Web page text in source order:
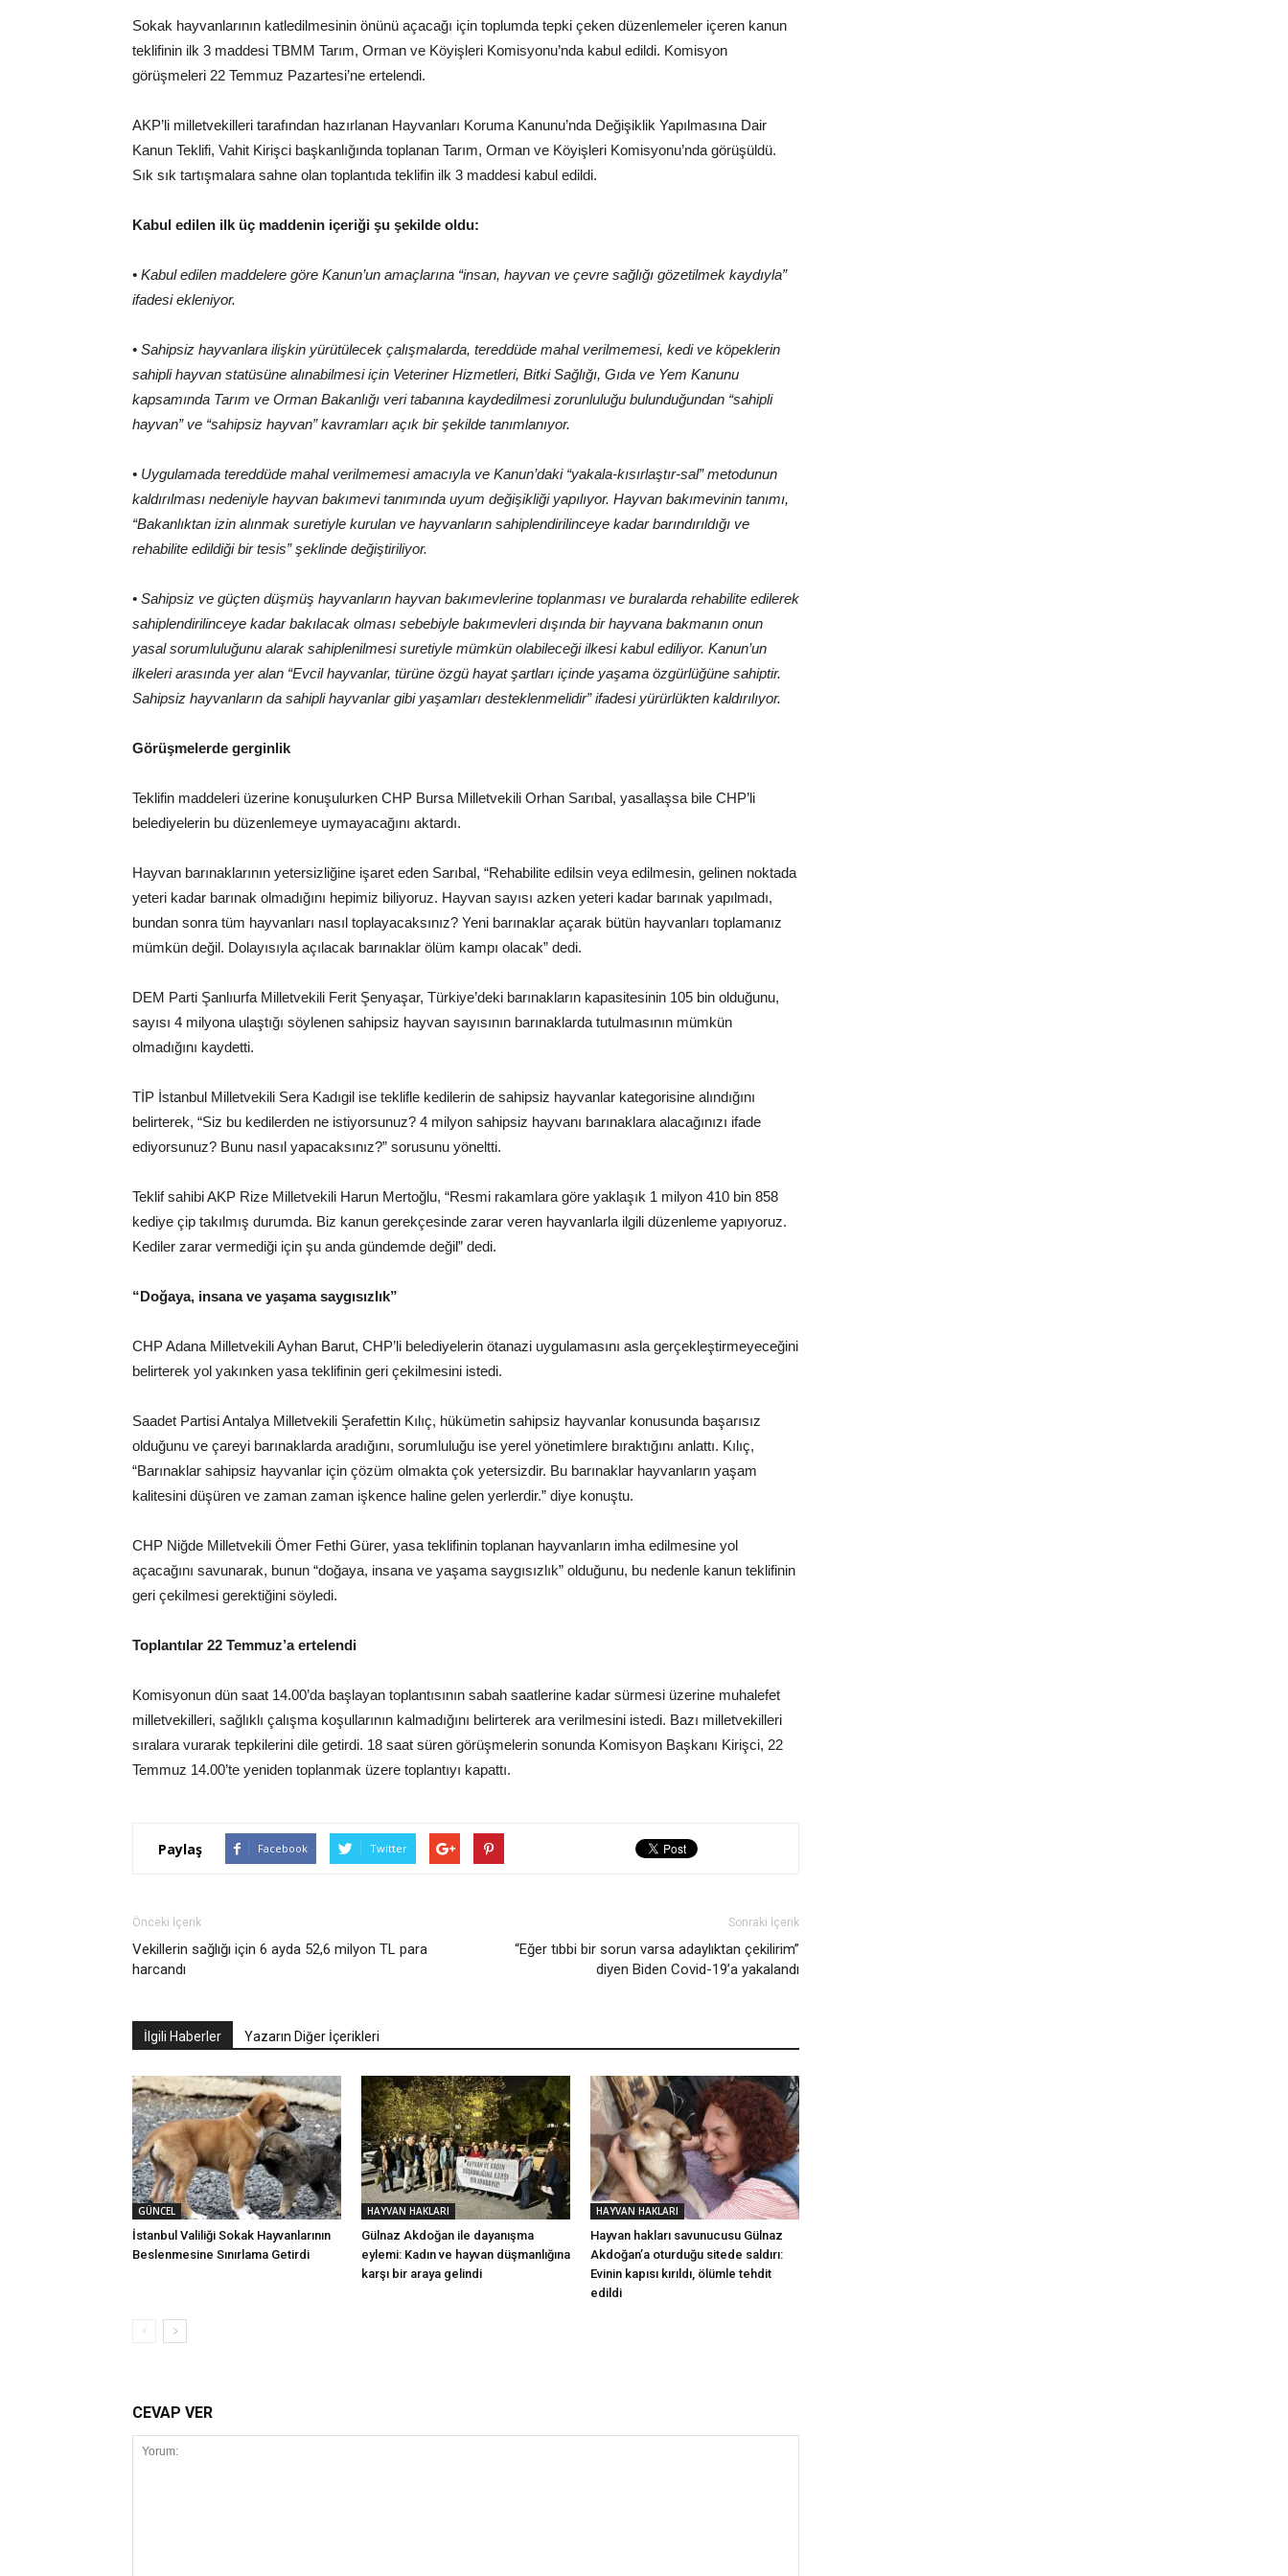
Sokak hayvanlarının katledilmesinin önünü açacağı için toplumda tepki çeken düzenlemeler içeren kanun
teklifinin ilk 3 maddesi TBMM Tarım, Orman ve Köyişleri Komisyonu’nda kabul edildi. Komisyon
görüşmeleri 22 Temmuz Pazartesi’ne ertelendi.
AKP’li milletvekilleri tarafından hazırlanan Hayvanları Koruma Kanunu’nda Değişiklik Yapılmasına Dair
Kanun Teklifi, Vahit Kirişci başkanlığında toplanan Tarım, Orman ve Köyişleri Komisyonu’nda görüşüldü.
Sık sık tartışmalara sahne olan toplantıda teklifin ilk 3 maddesi kabul edildi.
Kabul edilen ilk üç maddenin içeriği şu şekilde oldu:
• Kabul edilen maddelere göre Kanun’un amaçlarına “insan, hayvan ve çevre sağlığı gözetilmek kaydıyla”
ifadesi ekleniyor.
• Sahipsiz hayvanlara ilişkin yürütülecek çalışmalarda, tereddüde mahal verilmemesi, kedi ve köpeklerin
sahipli hayvan statüsüne alınabilmesi için Veteriner Hizmetleri, Bitki Sağlığı, Gıda ve Yem Kanunu
kapsamında Tarım ve Orman Bakanlığı veri tabanına kaydedilmesi zorunluluğu bulunduğundan “sahipli
hayvan” ve “sahipsiz hayvan” kavramları açık bir şekilde tanımlanıyor.
• Uygulamada tereddüde mahal verilmemesi amacıyla ve Kanun’daki “yakala-kısırlaştır-sal” metodunun
kaldırılması nedeniyle hayvan bakımevi tanımında uyum değişikliği yapılıyor. Hayvan bakımevinin tanımı,
“Bakanlıktan izin alınmak suretiyle kurulan ve hayvanların sahiplendirilinceye kadar barındırıldığı ve
rehabilite edildiği bir tesis” şeklinde değiştiriliyor.
• Sahipsiz ve güçten düşmüş hayvanların hayvan bakımevlerine toplanması ve buralarda rehabilite edilerek
sahiplendirilinceye kadar bakılacak olması sebebiyle bakımevleri dışında bir hayvana bakmanın onun
yasal sorumluluğunu alarak sahiplenilmesi suretiyle mümkün olabileceği ilkesi kabul ediliyor. Kanun’un
ilkeleri arasında yer alan “Evcil hayvanlar, türüne özgü hayat şartları içinde yaşama özgürlüğüne sahiptir.
Sahipsiz hayvanların da sahipli hayvanlar gibi yaşamları desteklenmelidir” ifadesi yürürlükten kaldırılıyor.
Görüşmelerde gerginlik
Teklifin maddeleri üzerine konuşulurken CHP Bursa Milletvekili Orhan Sarıbal, yasallaşsa bile CHP’li
belediyelerin bu düzenlemeye uymayacağını aktardı.
Hayvan barınaklarının yetersizliğine işaret eden Sarıbal, “Rehabilite edilsin veya edilmesin, gelinen noktada
yeteri kadar barınak olmadığını hepimiz biliyoruz. Hayvan sayısı azken yeteri kadar barınak yapılmadı,
bundan sonra tüm hayvanları nasıl toplayacaksınız? Yeni barınaklar açarak bütün hayvanları toplamanız
mümkün değil. Dolayısıyla açılacak barınaklar ölüm kampı olacak” dedi.
DEM Parti Şanlıurfa Milletvekili Ferit Şenyaşar, Türkiye’deki barınakların kapasitesinin 105 bin olduğunu,
sayısı 4 milyona ulaştığı söylenen sahipsiz hayvan sayısının barınaklarda tutulmasının mümkün
olmadığını kaydetti.
TİP İstanbul Milletvekili Sera Kadıgil ise teklifle kedilerin de sahipsiz hayvanlar kategorisine alındığını
belirterek, “Siz bu kedilerden ne istiyorsunuz? 4 milyon sahipsiz hayvanı barınaklara alacağınızı ifade
ediyorsunuz? Bunu nasıl yapacaksınız?” sorusunu yöneltti.
Teklif sahibi AKP Rize Milletvekili Harun Mertoğlu, “Resmi rakamlara göre yaklaşık 1 milyon 410 bin 858
kediye çip takılmış durumda. Biz kanun gerekçesinde zarar veren hayvanlarla ilgili düzenleme yapıyoruz.
Kediler zarar vermediği için şu anda gündemde değil” dedi.
“Doğaya, insana ve yaşama saygısızlık”
CHP Adana Milletvekili Ayhan Barut, CHP’li belediyelerin ötanazi uygulamasını asla gerçekleştirmeyeceğini
belirterek yol yakınken yasa teklifinin geri çekilmesini istedi.
Saadet Partisi Antalya Milletvekili Şerafettin Kılıç, hükümetin sahipsiz hayvanlar konusunda başarısız
olduğunu ve çareyi barınaklarda aradığını, sorumluluğu ise yerel yönetimlere bıraktığını anlattı. Kılıç,
“Barınaklar sahipsiz hayvanlar için çözüm olmakta çok yetersizdir. Bu barınaklar hayvanların yaşam
kalitesini düşüren ve zaman zaman işkence haline gelen yerlerdir.” diye konuştu.
CHP Niğde Milletvekili Ömer Fethi Gürer, yasa teklifinin toplanan hayvanların imha edilmesine yol
açacağını savunarak, bunun “doğaya, insana ve yaşama saygısızlık” olduğunu, bu nedenle kanun teklifinin
geri çekilmesi gerektiğini söyledi.
Toplantılar 22 Temmuz’a ertelendi
Komisyonun dün saat 14.00’da başlayan toplantısının sabah saatlerine kadar sürmesi üzerine muhalefet
milletvekilleri, sağlıklı çalışma koşullarının kalmadığını belirterek ara verilmesini istedi. Bazı milletvekilleri
sıralara vurarak tepkilerini dile getirdi. 18 saat süren görüşmelerin sonunda Komisyon Başkanı Kirişci, 22
Temmuz 14.00’te yeniden toplanmak üzere toplantıyı kapattı.
Paylaş Facebook Twitter
Önceki İçerik
Vekillerin sağlığı için 6 ayda 52,6 milyon TL para
harcandı
Sonraki İçerik
“Eğer tıbbi bir sorun varsa adaylıktan çekilirim”
diyen Biden Covid-19’a yakalandı
İlgili Haberler Yazarın Diğer İçerikleri
GÜNCEL
İstanbul Valiliği Sokak Hayvanlarının
Beslenmesine Sınırlama Getirdi
HAYVAN HAKLARI
Gülnaz Akdoğan ile dayanışma
eylemi: Kadın ve hayvan düşmanlığına
karşı bir araya gelindi
HAYVAN HAKLARI
Hayvan hakları savunucusu Gülnaz
Akdoğan’a oturduğu sitede saldırı:
Evinin kapısı kırıldı, ölümle tehdit
edildi
CEVAP VER